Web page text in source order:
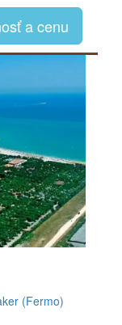
a cenu
(Fermo)